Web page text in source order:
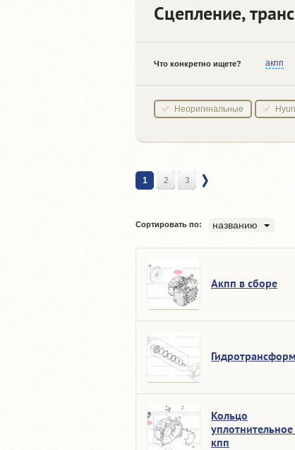
Сцепление,
Что конкретно ищете? акпп
Неоригинальные
1 2 3
Сортировать по: названию
Акпп в сборе
Кольцо
уплотнительное
кпп